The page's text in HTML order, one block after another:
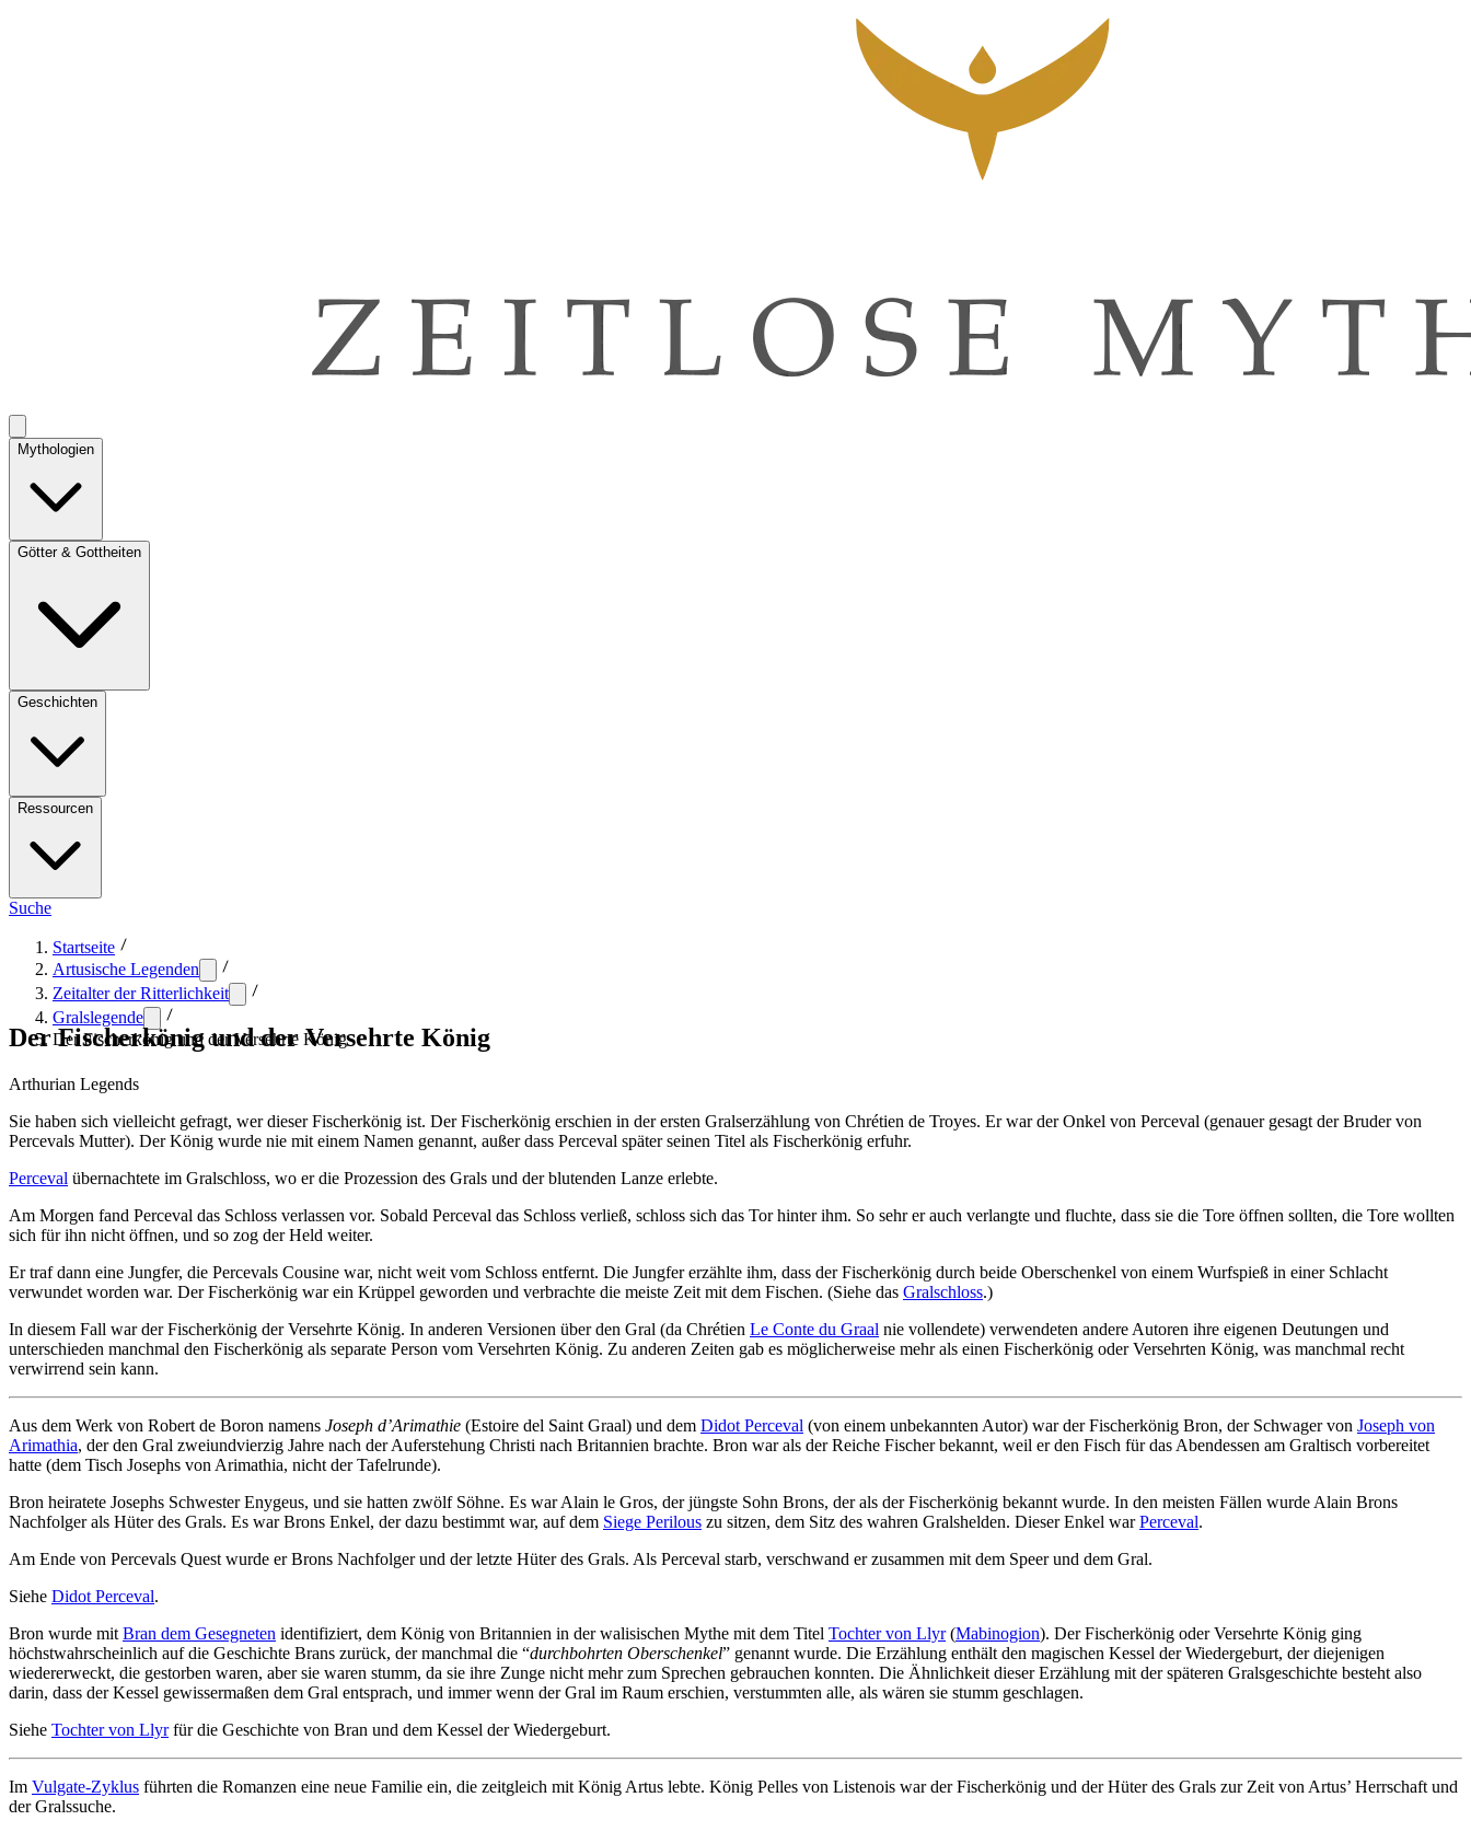
Mythologien
Götter & Gottheiten
Geschichten
Ressourcen
Suche
Startseite
Artusische Legenden
Zeitalter der Ritterlichkeit
Gralslegende
Der Fischerkönig und der Versehrte König
Der Fischerkönig und der Versehrte König
Arthurian Legends
Sie haben sich vielleicht gefragt, wer dieser Fischerkönig ist. Der Fischerkönig erschien in der ersten Gralserzählung von Chrétien de Troyes. Er war der Onkel von Perceval (genauer gesagt der Bruder von
Percevals Mutter). Der König wurde nie mit einem Namen genannt, außer dass Perceval später seinen Titel als Fischerkönig erfuhr.
Perceval übernachtete im Gralschloss, wo er die Prozession des Grals und der blutenden Lanze erlebte.
Am Morgen fand Perceval das Schloss verlassen vor. Sobald Perceval das Schloss verließ, schloss sich das Tor hinter ihm. So sehr er auch verlangte und fluchte, dass sie die Tore öffnen sollten, die Tore wollten
sich für ihn nicht öffnen, und so zog der Held weiter.
Er traf dann eine Jungfer, die Percevals Cousine war, nicht weit vom Schloss entfernt. Die Jungfer erzählte ihm, dass der Fischerkönig durch beide Oberschenkel von einem Wurfspieß in einer Schlacht
verwundet worden war. Der Fischerkönig war ein Krüppel geworden und verbrachte die meiste Zeit mit dem Fischen. (Siehe das Gralschloss.)
In diesem Fall war der Fischerkönig der Versehrte König. In anderen Versionen über den Gral (da Chrétien Le Conte du Graal nie vollendete) verwendeten andere Autoren ihre eigenen Deutungen und
unterschieden manchmal den Fischerkönig als separate Person vom Versehrten König. Zu anderen Zeiten gab es möglicherweise mehr als einen Fischerkönig oder Versehrten König, was manchmal recht
verwirrend sein kann.
Aus dem Werk von Robert de Boron namens Joseph d’Arimathie (Estoire del Saint Graal) und dem Didot Perceval (von einem unbekannten Autor) war der Fischerkönig Bron, der Schwager von Joseph von
Arimathia, der den Gral zweiundvierzig Jahre nach der Auferstehung Christi nach Britannien brachte. Bron war als der Reiche Fischer bekannt, weil er den Fisch für das Abendessen am Graltisch vorbereitet
hatte (dem Tisch Josephs von Arimathia, nicht der Tafelrunde).
Bron heiratete Josephs Schwester Enygeus, und sie hatten zwölf Söhne. Es war Alain le Gros, der jüngste Sohn Brons, der als der Fischerkönig bekannt wurde. In den meisten Fällen wurde Alain Brons
Nachfolger als Hüter des Grals. Es war Brons Enkel, der dazu bestimmt war, auf dem Siege Perilous zu sitzen, dem Sitz des wahren Gralshelden. Dieser Enkel warPerceval.
Am Ende von Percevals Quest wurde er Brons Nachfolger und der letzte Hüter des Grals. Als Perceval starb, verschwand er zusammen mit dem Speer und dem Gral.
Siehe Didot Perceval.
Bron wurde mit Bran dem Gesegneten identifiziert, dem König von Britannien in der walisischen Mythe mit dem Titel Tochter von Llyr(Mabinogion). Der Fischerkönig oder Versehrte König ging
höchstwahrscheinlich auf die Geschichte Brans zurück, der manchmal die “durchbohrten Oberschenkel” genannt wurde. Die Erzählung enthält den magischen Kessel der Wiedergeburt, der diejenigen
wiedererweckt, die gestorben waren, aber sie waren stumm, da sie ihre Zunge nicht mehr zum Sprechen gebrauchen konnten. Die Ähnlichkeit dieser Erzählung mit der späteren Gralsgeschichte besteht also
darin, dass der Kessel gewissermaßen dem Gral entsprach, und immer wenn der Gral im Raum erschien, verstummten alle, als wären sie stumm geschlagen.
Siehe Tochter von Llyrfür die Geschichte von Bran und dem Kessel der Wiedergeburt.
Im Vulgate-Zyklus führten die Romanzen eine neue Familie ein, die zeitgleich mit König Artus lebte. König Pelles von Listenois war der Fischerkönig und der Hüter des Grals zur Zeit von Artus’ Herrschaft und
der Gralssuche.